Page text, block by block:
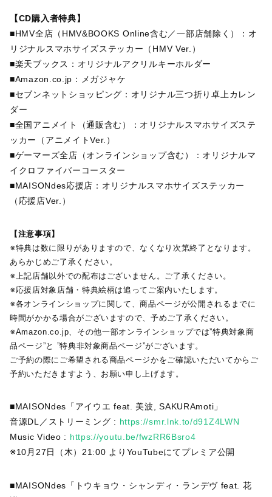
【CD購入者特典】
■HMV全店（HMV&BOOKS Online含む／一部店舗除く）：オ
リジナルスマホサイズステッカー（HMV Ver.）
■楽天ブックス：オリジナルアクリルキーホルダー
■Amazon.co.jp：メガジャケ
■セブンネットショッピング：オリジナル三つ折り卓上カレン
ダー
■全国アニメイト（通販含む）：オリジナルスマホサイズステ
ッカー（アニメイトVer.）
■ゲーマーズ全店（オンラインショップ含む）：オリジナルマ
イクロファイバーコースター
■MAISONdes応援店：オリジナルスマホサイズステッカー
（応援店Ver.）
【注意事項】
※特典は数に限りがありますので、なくなり次第終了となります。
あらかじめご了承ください。
※上記店舗以外での配布はございません。ご了承ください。
※応援店対象店舗・特典絵柄は追ってご案内いたします。
※各オンラインショップに関して、商品ページが公開されるまでに
時間がかかる場合がございますので、予めご了承ください。
※Amazon.co.jp、その他一部オンラインショップでは”特典対象商
品ページ”と ”特典非対象商品ページ”がございます。
ご予約の際にご希望される商品ページかをご確認いただいてからご
予約いただきますよう、お願い申し上げます。
■MAISONdes「アイウエ feat. 美波, SAKURAmoti」
音源DL／ストリーミング : https://smr.lnk.to/d91Z4LWN
Music Video : https://youtu.be/fwzRR6Bsro4
※10月27日（木）21:00 よりYouTubeにてプレミア公開
■MAISONdes「トウキョウ・シャンディ・ランデヴ feat. 花